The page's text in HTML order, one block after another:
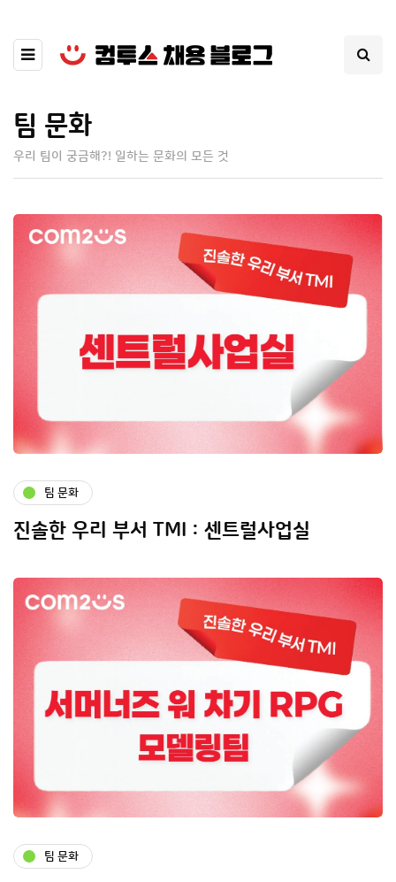
팀 문화
우리 팀이 궁금해?! 일하는 문화의 모든 것
팀 문화
진솔한 우리 부서 TMI : 센트럴사업실
팀 문화